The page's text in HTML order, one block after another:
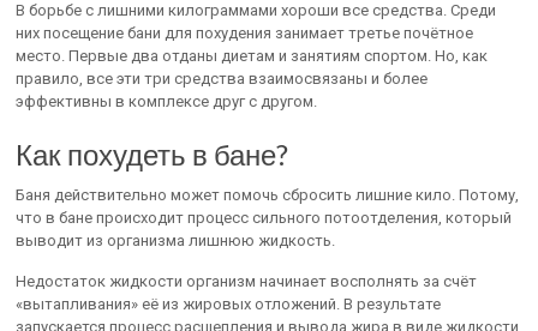
В борьбе с лишними килограммами хороши все средства. Среди
них посещение бани для похудения занимает третье почётное
место. Первые два отданы диетам и занятиям спортом. Но, как
правило, все эти три средства взаимосвязаны и более
эффективны в комплексе друг с другом.
Как похудеть в бане?
Баня действительно может помочь сбросить лишние кило. Потому,
что в бане происходит процесс сильного потоотделения, который
выводит из организма лишнюю жидкость.
Недостаток жидкости организм начинает восполнять за счёт
«вытапливания» её из жировых отложений. В результате
запускается процесс расщепления и вывода жира в виде жидкости